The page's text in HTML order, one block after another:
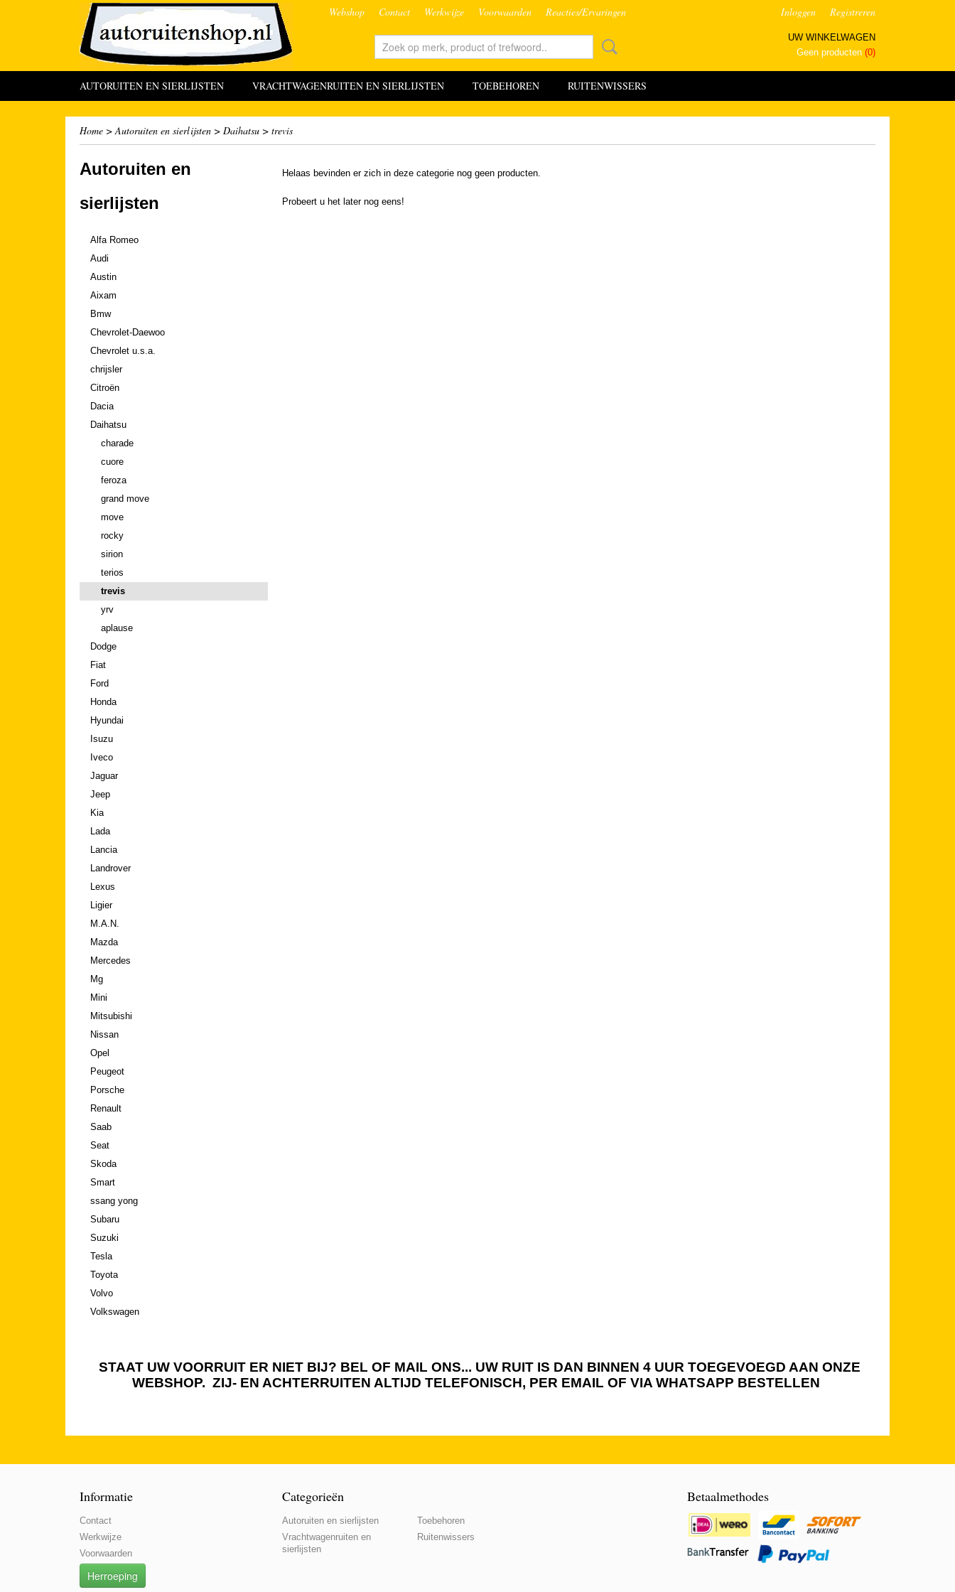
Webshop Contact Werkwijze Voorwaarden Reacties/Ervaringen Inloggen Registreren
UW WINKELWAGEN
Geen producten (0)
AUTORUITEN EN SIERLIJSTEN VRACHTWAGENRUITEN EN SIERLIJSTEN TOEBEHOREN RUITENWISSERS
Home >Autoruiten en sierlijsten > Daihatsu > trevis
Autoruiten en
sierlijsten
Alfa Romeo
Audi
Austin
Aixam
Bmw
Chevrolet-Daewoo
Chevrolet u.s.a.
chrijsler
Citroën
Dacia
Daihatsu
charade
cuore
feroza
grand move
move
rocky
sirion
terios
trevis
yrv
aplause
Dodge
Fiat
Ford
Honda
Hyundai
Isuzu
Iveco
Jaguar
Jeep
Kia
Lada
Lancia
Landrover
Lexus
Ligier
M.A.N.
Mazda
Mercedes
Mg
Mini
Mitsubishi
Nissan
Opel
Peugeot
Porsche
Renault
Saab
Seat
Skoda
Smart
ssang yong
Subaru
Suzuki
Tesla
Toyota
Volvo
Volkswagen
Helaas bevinden er zich in deze categorie nog geen producten.
Probeert u het later nog eens!
STAAT UW VOORRUIT ER NIET BIJ? BEL OF MAIL ONS... UW RUIT IS DAN BINNEN 4 UUR TOEGEVOEGD AAN ONZE
WEBSHOP. ZIJ- EN ACHTERRUITEN ALTIJD TELEFONISCH, PER EMAIL OF VIA WHATSAPP BESTELLEN
Informatie
Contact
Werkwijze
Voorwaarden
Herroeping
Categorieën
Autoruiten en sierlijsten
Vrachtwagenruiten en
sierlijsten
Toebehoren
Ruitenwissers
Betaalmethodes